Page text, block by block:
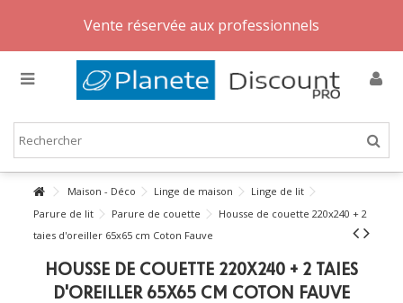
Vente réservée aux professionnels
Maison - Déco Linge de maison
Linge de lit
Parure de lit
Parure de couette
Housse de couette 220x240 + 2
taies d'oreiller 65x65 cm Coton Fauve
HOUSSE DE COUETTE 220X240 + 2 TAIES
D'OREILLER 65X65 CM COTON FAUVE